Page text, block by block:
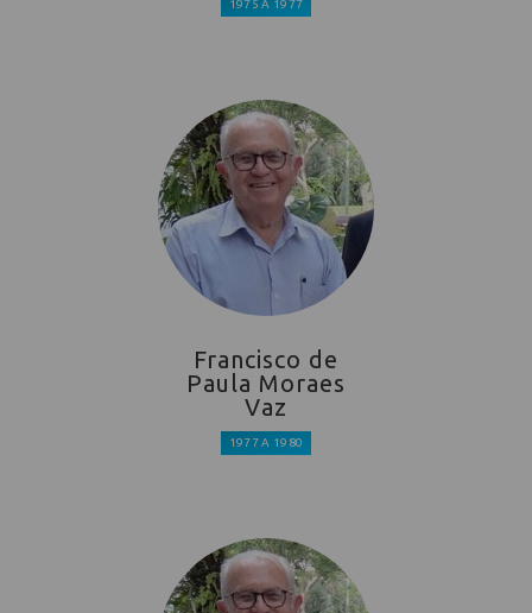
1975 A 1977
Francisco de
Paula Moraes
Vaz
1977 A 1980